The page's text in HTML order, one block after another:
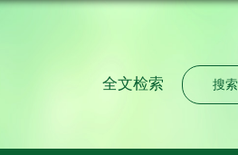
全文检索